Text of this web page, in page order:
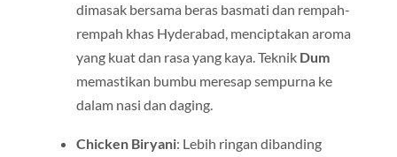
dimasak bersama beras basmati dan rempah-
rempah khas Hyderabad, menciptakan aroma
yang kuat dan rasa yang kaya. Teknik Dum
memastikan bumbu meresap sempurna ke
dalam nasi dan daging.
Chicken Biryani: Lebih ringan dibanding